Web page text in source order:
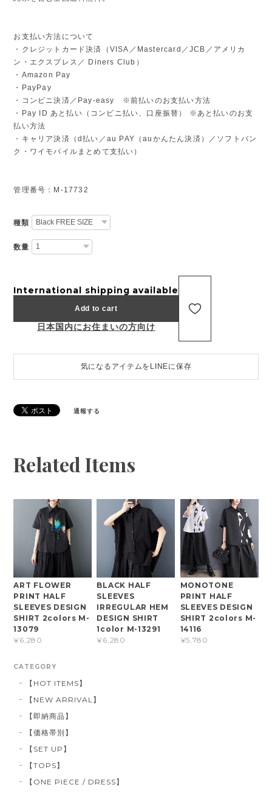
お支払い方法について
・クレジットカード決済（VISA／Mastercard／JCB／アメリカ
ン・エクスプレス／ Diners Club）
・Amazon Pay
・PayPay
・コンビニ決済／Pay-easy ※前払いのお支払い方法
・Pay ID あと払い（コンビニ払い、口座振替） ※あと払いのお支
払い方法
・キャリア決済（d払い／au PAY（auかんたん決済）／ソフトバン
ク・ワイモバイルまとめて支払い）
管理番号：M-17732
種類
数量
International shipping available
Add to cart
日本国内にお住まいの方向け
気になるアイテムをLINEに保存
通報する
Related Items
ART FLOWER
PRINT HALF
SLEEVES DESIGN
SHIRT 2colors M-
13079
¥6,280
BLACK HALF
SLEEVES
IRREGULAR HEM
DESIGN SHIRT
1color M-13291
¥6,280
MONOTONE
PRINT HALF
SLEEVES DESIGN
SHIRT 2colors M-
14116
¥5,780
CATEGORY
【HOT ITEMS】
【NEW ARRIVAL】
【即納商品】
【価格帯別】
【SET UP】
【TOPS】
【ONE PIECE / DRESS】